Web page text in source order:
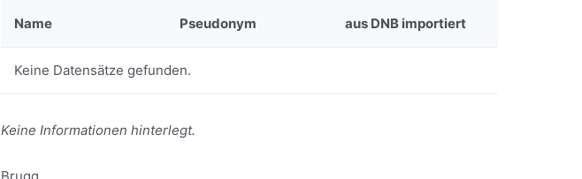
Name
Pseudonym aus DNB importiert
Keine Datensätze gefunden.
Keine Informationen hinterlegt.